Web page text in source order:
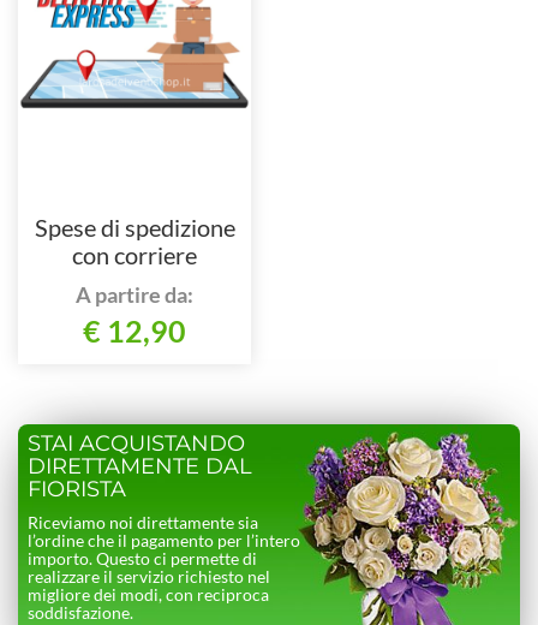
Spese di spedizione
con corriere
A partire da:
€ 12,90
STAI ACQUISTANDO
DIRETTAMENTE DAL
FIORISTA
Riceviamo noi direttamente sia
l’ordine che il pagamento per l’intero
importo. Questo ci permette di
realizzare il servizio richiesto nel
migliore dei modi, con reciproca
soddisfazione.